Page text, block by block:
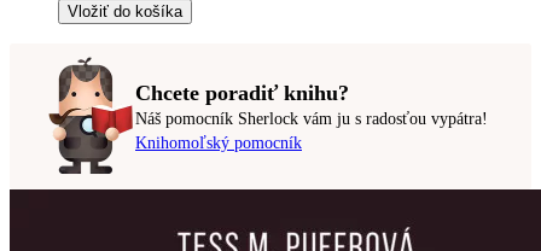
Vložiť do košíka
Chcete poradiť knihu?
Náš pomocník Sherlock vám ju s radosťou vypátra!
Knihomoľský pomocník